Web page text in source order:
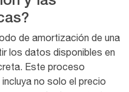
de amortización de una
los datos disponibles en
Este proceso
no solo el precio